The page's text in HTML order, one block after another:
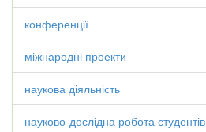
конференції
міжнародні проекти
наукова діяльність
науково-дослідна робота студентів